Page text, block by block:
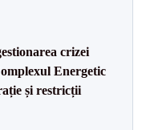
crizei
Energetic
și restricții